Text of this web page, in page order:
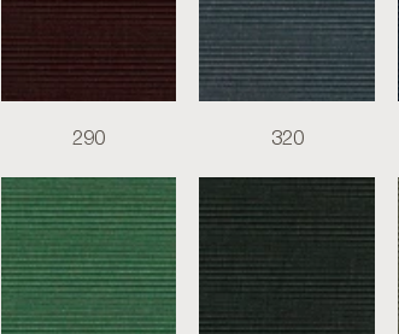
290 320